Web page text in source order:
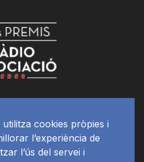
cookies pròpies i
l’experiència de
l’ús del servei i